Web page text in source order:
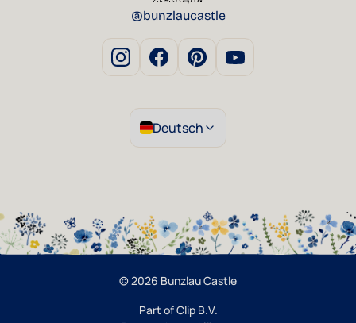
@bunzlaucastle
Deutsch
© 2026 Bunzlau Castle
Part of Clip B.V.